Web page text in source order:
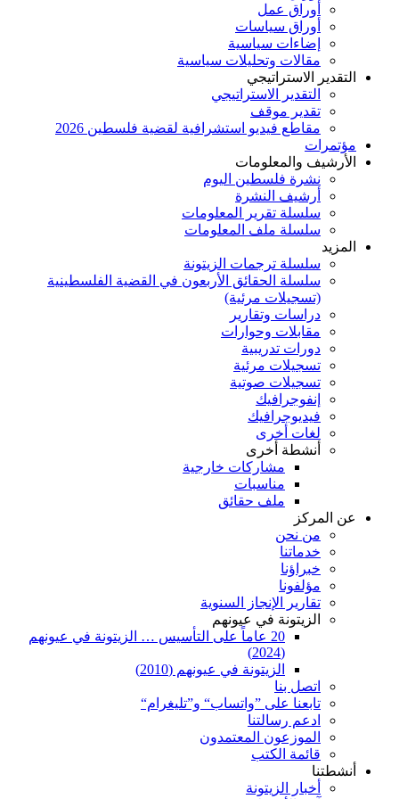
أوراق عمل
أوراق سياسات
إضاءات سياسية
مقالات وتحليلات سياسية
التقدير الاستراتيجي
التقدير الاستراتيجي
تقدير موقف
مقاطع فيديو استشرافية لقضية فلسطين 2026
مؤتمرات
الأرشيف والمعلومات
نشرة فلسطين اليوم
أرشيف النشرة
سلسلة تقرير المعلومات
سلسلة ملف المعلومات
المزيد
سلسلة ترجمات الزيتونة
سلسلة الحقائق الأربعون في القضية الفلسطينية
(تسجيلات مرئية)
دراسات وتقارير
مقابلات وحوارات
دورات تدريبية
تسجيلات مرئية
تسجيلات صوتية
إنفوجرافيك
فيديوجرافيك
لغات أخرى
أنشطة أخرى
مشاركات خارجية
مناسبات
ملف حقائق
عن المركز
من نحن
خدماتنا
خبراؤنا
مؤلفونا
تقارير الإنجاز السنوية
الزيتونة في عيونهم
20 عاماً على التأسيس … الزيتونة في عيونهم
(2024)
الزيتونة في عيونهم (2010)
اتصل بنا
تابعنا على ”واتساب“ و”تليغرام“
ادعم رسالتنا
الموزعون المعتمدون
قائمة الكتب
أنشطتنا
أخبار الزيتونة